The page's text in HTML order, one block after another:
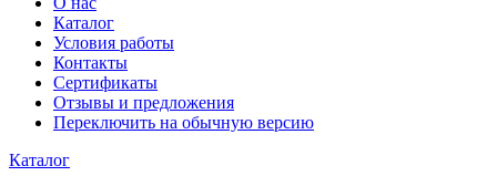
Каталог
Условия работы
Контакты
Сертификаты
Отзывы и предложения
Переключить на обычную версию
Каталог